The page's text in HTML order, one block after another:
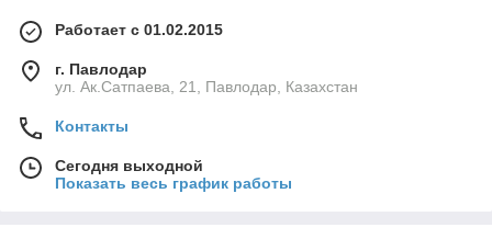
Работает с 01.02.2015
г. Павлодар
ул. Ак.Сатпаева, 21, Павлодар, Казахстан
Контакты
Сегодня выходной
Показать весь график работы